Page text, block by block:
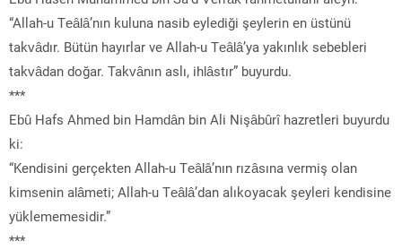
“Allah-u Teâlâ’nın kuluna nasib eylediği şeylerin en üstünü
takvâdır. Bütün hayırlar ve Allah-u Teâlâ’ya yakınlık sebebleri
takvâdan doğar. Takvânın aslı, ihlâstır” buyurdu.
***
Ebû Hafs Ahmed bin Hamdân bin Ali Nişâbûrî hazretleri buyurdu
ki:
“Kendisini gerçekten Allah-u Teâlâ’nın rızâsına vermiş olan
kimsenin alâmeti; Allah-u Teâlâ’dan alıkoyacak şeyleri kendisine
yüklememesidir.”
***